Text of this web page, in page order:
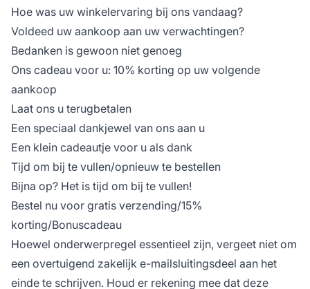
Hoe was uw winkelervaring bij ons vandaag?
Voldeed uw aankoop aan uw verwachtingen?
Bedanken is gewoon niet genoeg
Ons cadeau voor u: 10% korting op uw volgende
aankoop
Laat ons u terugbetalen
Een speciaal dankjewel van ons aan u
Een klein cadeautje voor u als dank
Tijd om bij te vullen/opnieuw te bestellen
Bijna op? Het is tijd om bij te vullen!
Bestel nu voor gratis verzending/15%
korting/Bonuscadeau
Hoewel onderwerpregel essentieel zijn, vergeet niet om
een overtuigend zakelijk e-mailsluitingsdeel aan het
einde te schrijven. Houd er rekening mee dat deze